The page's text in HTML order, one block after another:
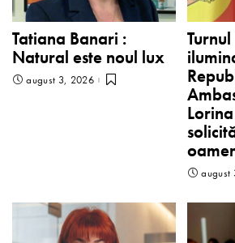
Tatiana Banari :
Natural este noul lux
august 3, 2026
august